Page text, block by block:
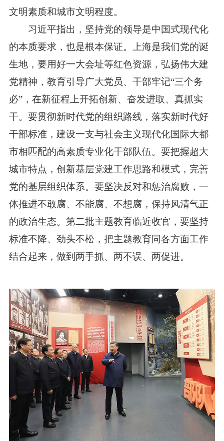
文明素质和城市文明程度。
习近平指出，坚持党的领导是中国式现代化
的本质要求，也是根本保证。上海是我们党的诞
生地，要用好一大会址等红色资源，弘扬伟大建
党精神，教育引导广大党员、干部牢记“三个务
必”，在新征程上开拓创新、奋发进取、真抓实
干。要贯彻新时代党的组织路线，落实新时代好
干部标准，建设一支与社会主义现代化国际大都
市相匹配的高素质专业化干部队伍。要把握超大
城市特点，创新基层党建工作思路和模式，完善
党的基层组织体系。要坚决反对和惩治腐败，一
体推进不敢腐、不能腐、不想腐，保持风清气正
的政治生态。第二批主题教育临近收官，要坚持
标准不降、劲头不松，把主题教育同各方面工作
结合起来，做到两手抓、两不误、两促进。